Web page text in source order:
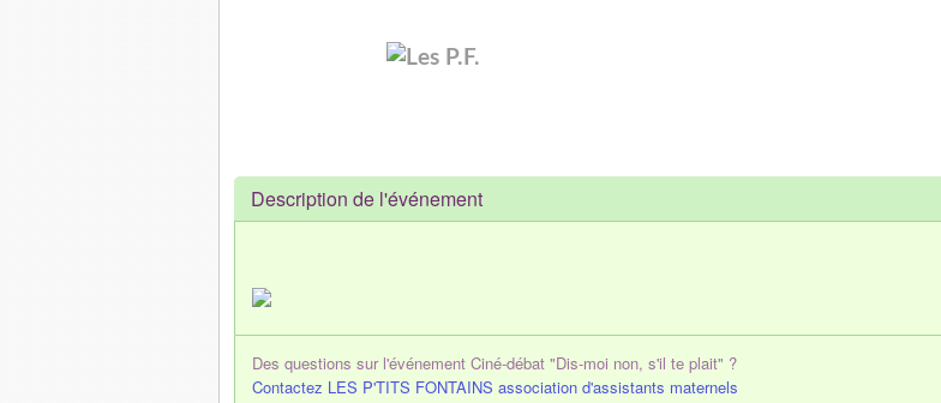
Description de l'événement
Des questions sur l'événement Ciné-débat "Dis-moi non, s'il te plait" ?
Contactez LES P'TITS FONTAINS association d'assistants maternels